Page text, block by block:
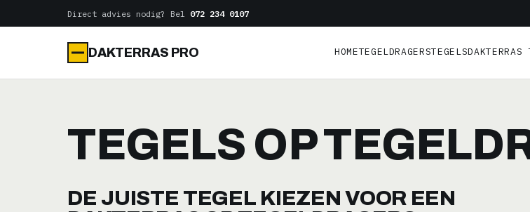
de
Direct advies nodig? Bel 072 234 0107
DAKTERRAS PRO HOMETEGELDRAGERSTEGELSDAKTERRAS
TEGELS OP
DE JUISTE TEGEL KIEZEN VOOR EEN